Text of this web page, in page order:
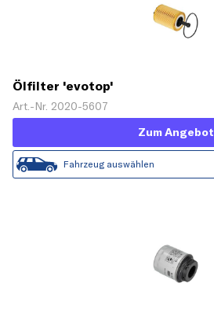
Ölfilter 'evotop'
Art.-Nr. 2020-5607
Zum Angebot
Fahrzeug auswählen